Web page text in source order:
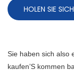
HOLEN SIE
Sie haben sich also
kaufen’S kommen